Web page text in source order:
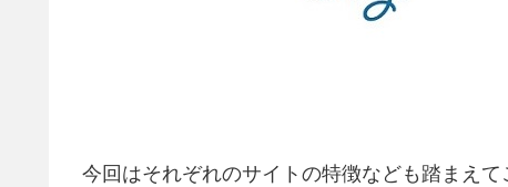
今回はそれぞれのサイトの特徴なども踏まえ